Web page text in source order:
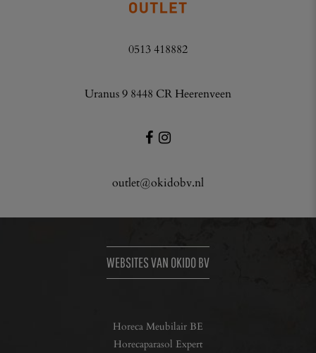
0513 418882
Uranus 9 8448 CR Heerenveen
outlet@okidobv.nl
WEBSITES VAN OKIDO BV
Horeca Meubilair BE
Horecaparasol Expert